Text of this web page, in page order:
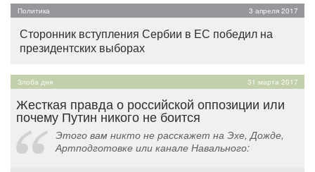
Политика 3 апреля 2017
Сторонник вступления Сербии в ЕС победил на
президентских выборах
Злоба дня 31 марта 2017
Жесткая правда о российской оппозиции или
почему Путин никого не боится
Этого вам никто не расскажет на Эхе, Дожде,
Артподготовке или канале Навального: